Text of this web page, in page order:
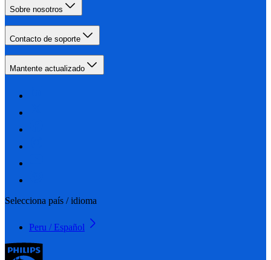
Sobre nosotros
Contacto de soporte
Mantente actualizado
Selecciona país / idioma
Peru / Español